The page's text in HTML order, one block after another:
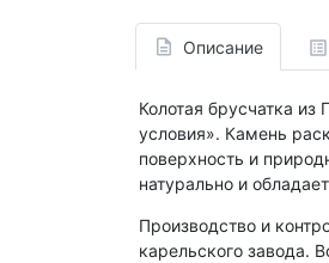
Описание
Колотая брусчатка из
условия». Камень
поверхность и
натурально и
Производство и
карельского завода.